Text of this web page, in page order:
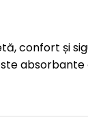
confort și